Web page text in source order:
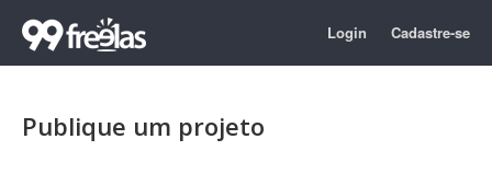
Login Cadastre-se
Publique um projeto